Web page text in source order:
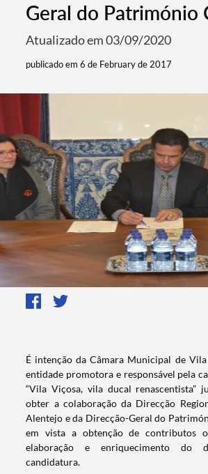
Geral do Património
Atualizado em 03/09/2020
publicado em 6 de February de 2017
​​​​​​​​É intenção da Câmara Municipal de
entidade promotora e responsável pela
“Vila Viçosa, vila ducal renascentista”
obter a colaboração da Direcção
Alentejo e da Direcção-Geral do
em vista a obtenção de contributos
elaboração e enriquecimento do
candidatura.